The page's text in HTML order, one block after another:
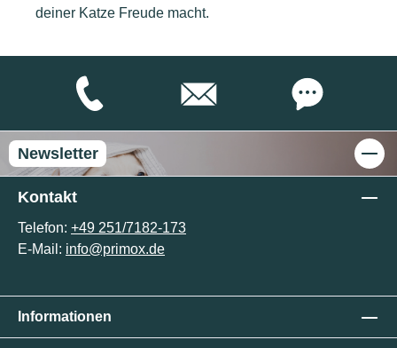
deiner Katze Freude macht.
Newsletter
Kontakt
Telefon: +49 251/7182-173
E-Mail: info@primox.de
Informationen